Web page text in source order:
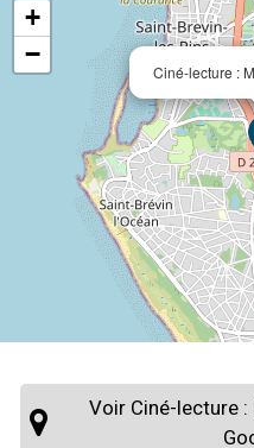
Ciné-lecture :
+
−
Voir Ciné-lecture